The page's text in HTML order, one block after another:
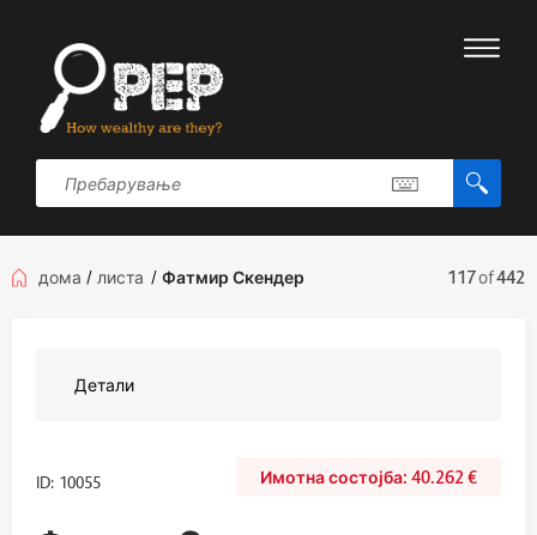
дома / листа / Фатмир Скендер 117of442
Детали
ID: 10055 40.262€